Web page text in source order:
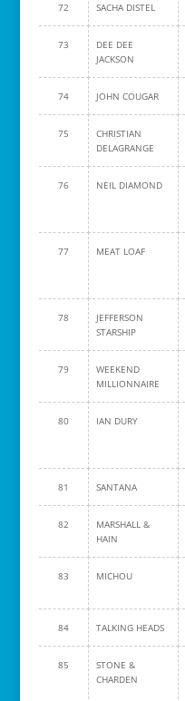
72 SACHA DISTEL
73
DEE DEE
JACKSON
74 JOHN COUGAR
75
CHRISTIAN
DELAGRANGE
76 NEIL DIAMOND
77 MEAT LOAF
78
JEFFERSON
STARSHIP
79
WEEKEND
MILLIONNAIRE
80 IAN DURY
81 SANTANA
82
MARSHALL &
HAIN
83 MICHOU
84 TALKING HEADS
85
STONE &
CHARDEN